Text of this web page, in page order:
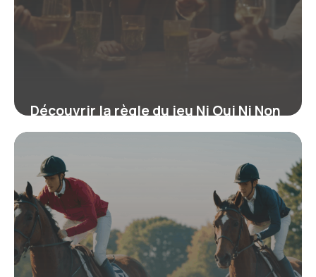
Découvrir la règle du jeu Ni Oui Ni Non
: le guide pour maîtriser l’art de
l’esquive verbale
16 juin 2026